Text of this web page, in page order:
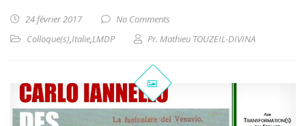
24 février 2017
No Comments
Colloque(s),Italie,LMDP Pr. Mathieu TOUZEIL-DIVINA